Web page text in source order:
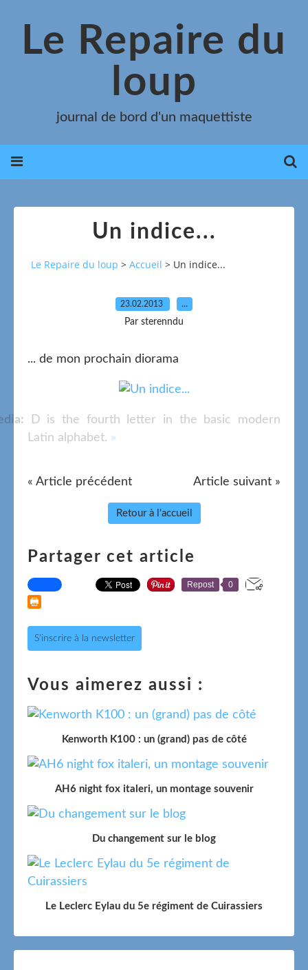
Le Repaire du
loup
journal de bord d'un maquettiste
Un indice...
Le Repaire du loup > Accueil > Un indice...
23.02.2013 …
Par sterenndu
... de mon prochain diorama
D is the fourth letter in the basic modern
Latin alphabet. »
« Article précédent Article suivant »
Retour à l'accueil
Partager cet article
Repost 0
S'inscrire à la newsletter
Vous aimerez aussi :
Kenworth K100 : un (grand) pas de côté
AH6 night fox italeri, un montage souvenir
Du changement sur le blog
Le Leclerc Eylau du 5e régiment de Cuirassiers